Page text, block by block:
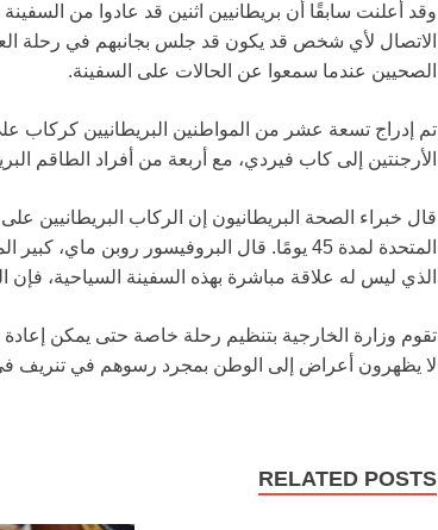
وقد أعلنت سابقًا أن بريطانيين اثنين قد عادوا من
الاتصال لأي شخص قد يكون قد جلس بجانبهم في رحلة
الصحيين عندما سمعوا عن الحالات على السفينة.
الأرجنتين إلى كاب فيردي، مع أربعة من أفراد الطاقم
قال خبراء الصحة البريطانيون إن الركاب
الذي ليس له علاقة مباشرة بهذه السفينة السياحية،
تقوم وزارة الخارجية بتنظيم رحلة خاصة حتى يمكن إعادة
لا يظهرون أعراض إلى الوطن بمجرد رسوهم في تنريف في
RELATED POSTS